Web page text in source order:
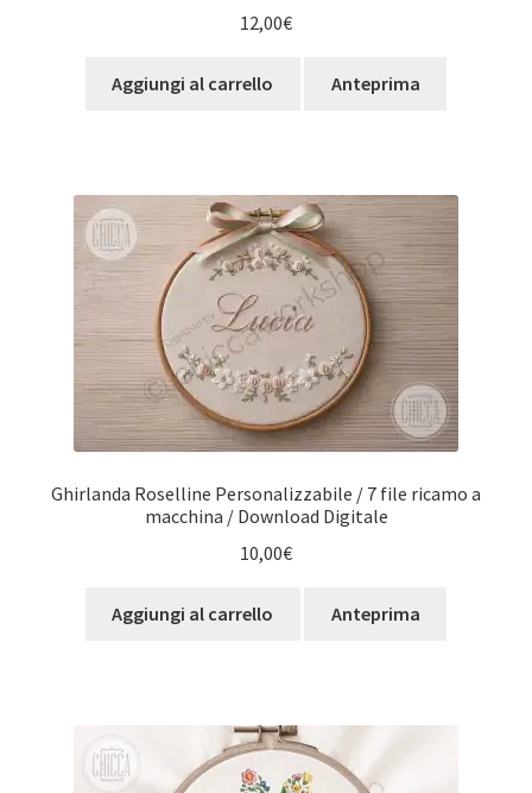
12,00€
Aggiungi al carrello Anteprima
Ghirlanda Roselline Personalizzabile / 7 file ricamo a
macchina / Download Digitale
10,00€
Aggiungi al carrello Anteprima